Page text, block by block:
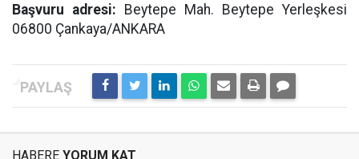
Başvuru adresi: Beytepe Mah. Beytepe Yerleşkesi
06800 Çankaya/ANKARA
HABERE YORUM KAT